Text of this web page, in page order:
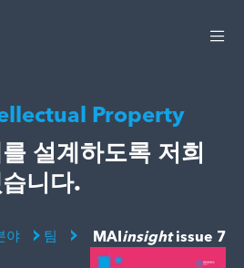
Property
설계하도록 저희
니다.
야 팀 MAIinsightissue 7